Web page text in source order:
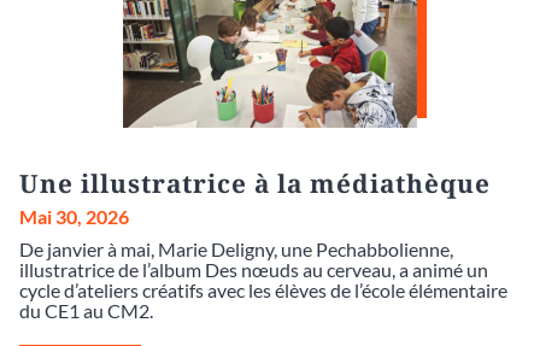
Une illustratrice à la médiathèque
Mai 30, 2026
De janvier à mai, Marie Deligny, une Pechabbolienne,
illustratrice de l’album Des nœuds au cerveau, a animé un
cycle d’ateliers créatifs avec les élèves de l’école élémentaire
du CE1 au CM2.